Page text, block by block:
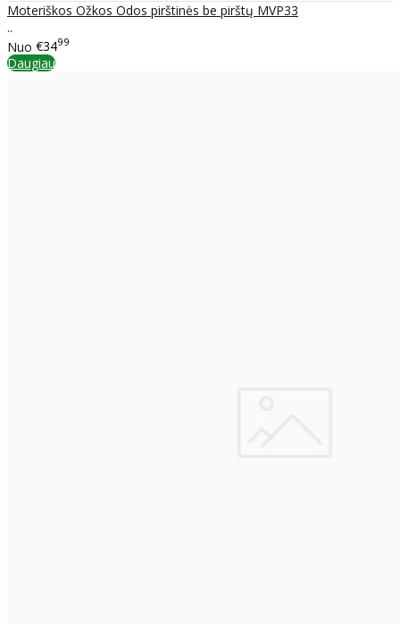
Moteriškos Ožkos Odos pirštinės be pirštų MVP33
..
Nuo €3499
Daugiau